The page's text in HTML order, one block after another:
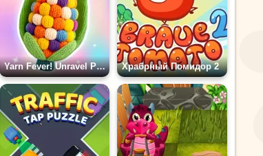
Yarn Fever! Unravel Puzzle Храбрный Помидор 2